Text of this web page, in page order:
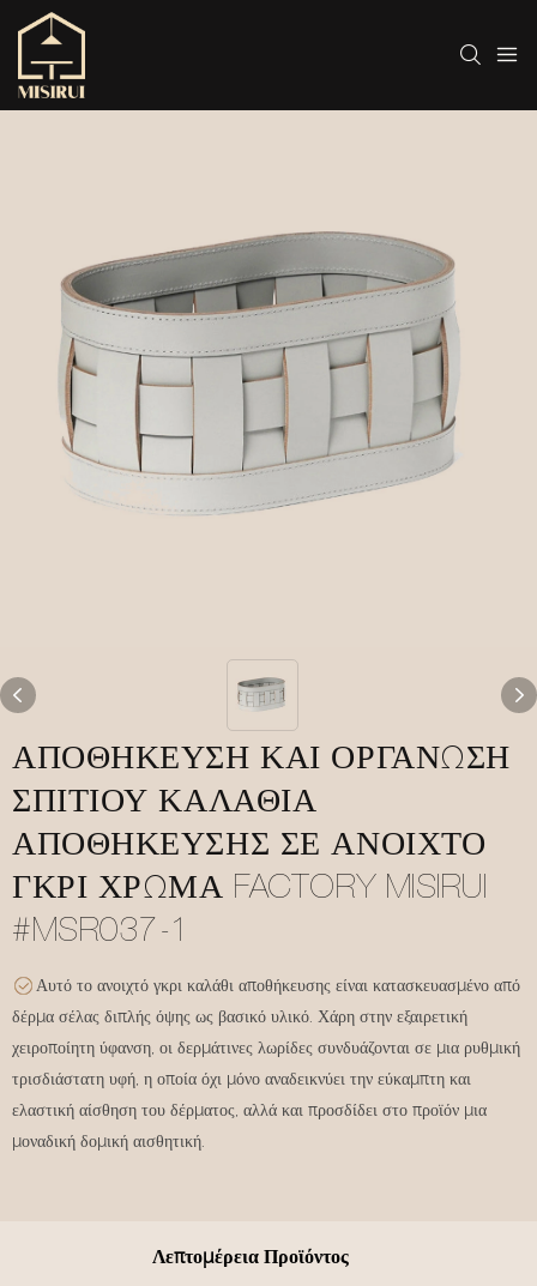
ΑΠΟΘΉΚΕΥΣΗ ΚΑΙ ΟΡΓΆΝΩΣΗ
ΣΠΙΤΙΟΎ ΚΑΛΆΘΙΑ
ΑΠΟΘΉΚΕΥΣΗΣ ΣΕ ΑΝΟΙΧΤΌ
ΓΚΡΙ ΧΡΏΜΑ FACTORY MISIRUI
#MSR037-1
Αυτό το ανοιχτό γκρι καλάθι αποθήκευσης είναι κατασκευασμένο από
δέρμα σέλας διπλής όψης ως βασικό υλικό. Χάρη στην εξαιρετική
χειροποίητη ύφανση, οι δερμάτινες λωρίδες συνδυάζονται σε μια ρυθμική
τρισδιάστατη υφή, η οποία όχι μόνο αναδεικνύει την εύκαμπτη και
ελαστική αίσθηση του δέρματος, αλλά και προσδίδει στο προϊόν μια
μοναδική δομική αισθητική.
Λεπτομέρεια Προϊόντος